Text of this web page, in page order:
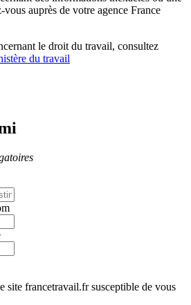
vous auprès de votre agence France
le droit du travail, consultez
du travail
site francetravail.fr susceptible de vous